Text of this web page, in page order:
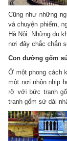
Cũng như những
và chuyện phiếm,
Hà Nội. Những du
nơi đây chắc chắn
Con đường gốm
Ở một phong cách
một nơi nhộn nhịp
rỡ với bức tranh
tranh gốm sứ dài